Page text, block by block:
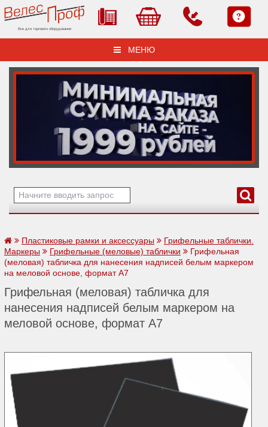
Все для торгового оборудования
МЕНЮ
Пластиковые рамки и аксессуары
Грифельные таблички.
Маркеры
Грифельные (меловые) таблички
Грифельная
(меловая) табличка для нанесения надписей белым маркером
на меловой основе, формат А7
Грифельная (меловая) табличка для
нанесения надписей белым маркером на
меловой основе, формат А7